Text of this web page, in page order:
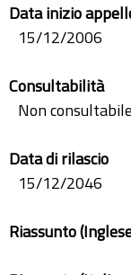
Data inizio
15/12/2006
Consultabilità
Non consultabile
Data di rilascio
15/12/2046
Riassunto